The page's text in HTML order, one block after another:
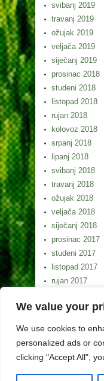
We value your
We use cookies to
personalized ads or
clicking "Accept All",
svibanj 2019
travanj 2019
ožujak 2019
veljača 2019
siječanj 2019
prosinac 2018
studeni 2018
listopad 2018
rujan 2018
kolovoz 2018
srpanj 2018
lipanj 2018
svibanj 2018
travanj 2018
ožujak 2018
veljača 2018
siječanj 2018
prosinac 2017
studeni 2017
listopad 2017
rujan 2017
srpanj 2017